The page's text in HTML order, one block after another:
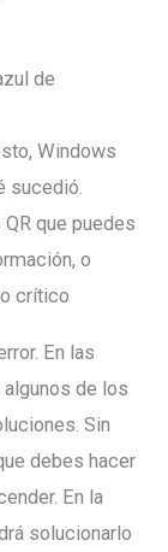
de
Windows
sucedió.
que puedes
o
crítico
En las
de los
Sin
debes hacer
En la
solucionarlo